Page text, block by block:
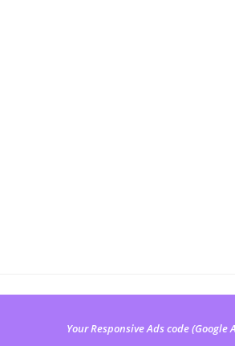
Your Responsive Ads code (Google